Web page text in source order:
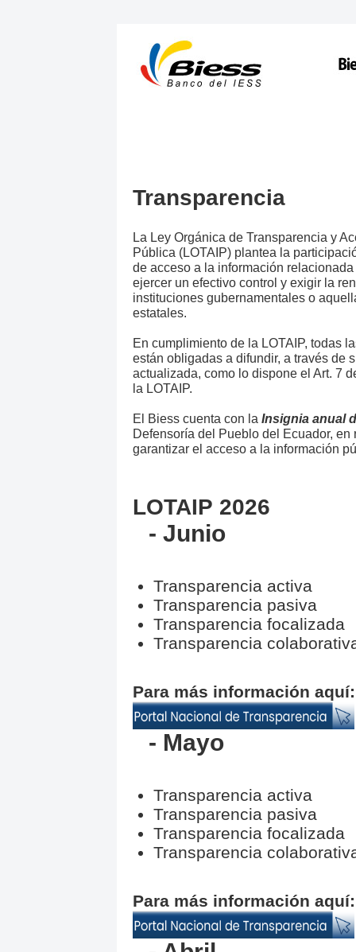
Transparencia
La Ley Orgánica de Transparencia y
Pública (LOTAIP) plantea la
de acceso a la información
ejercer un efectivo control y exigir la
instituciones gubernamentales o
estatales.
En cumplimiento de la LOTAIP, todas
están obligadas a difundir, a través de
actualizada, como lo dispone el Art. 7
la LOTAIP.
El Biess cuenta con la Insignia anual
Defensoría del Pueblo del Ecuador,
garantizar el acceso a la información
LOTAIP 2026
- Junio
Transparencia activa
Transparencia pasiva
Transparencia focalizada
Transparencia
Para más información aquí:
- Mayo
Transparencia activa
Transparencia pasiva
Transparencia focalizada
Transparencia
Para más información aquí: